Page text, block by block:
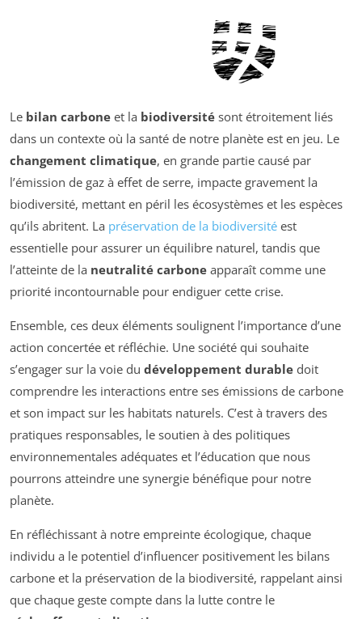
Le bilan carbone et la biodiversité sont étroitement liés
dans un contexte où la santé de notre planète est en jeu. Le
changement climatique, en grande partie causé par
l’émission de gaz à effet de serre, impacte gravement la
biodiversité, mettant en péril les écosystèmes et les espèces
qu’ils abritent. La préservation de la biodiversité est
essentielle pour assurer un équilibre naturel, tandis que
l’atteinte de la neutralité carbone apparaît comme une
priorité incontournable pour endiguer cette crise.
Ensemble, ces deux éléments soulignent l’importance d’une
action concertée et réfléchie. Une société qui souhaite
s’engager sur la voie du développement durable doit
comprendre les interactions entre ses émissions de carbone
et son impact sur les habitats naturels. C’est à travers des
pratiques responsables, le soutien à des politiques
environnementales adéquates et l’éducation que nous
pourrons atteindre une synergie bénéfique pour notre
planète.
En réfléchissant à notre empreinte écologique, chaque
individu a le potentiel d’influencer positivement les bilans
carbone et la préservation de la biodiversité, rappelant ainsi
que chaque geste compte dans la lutte contre le